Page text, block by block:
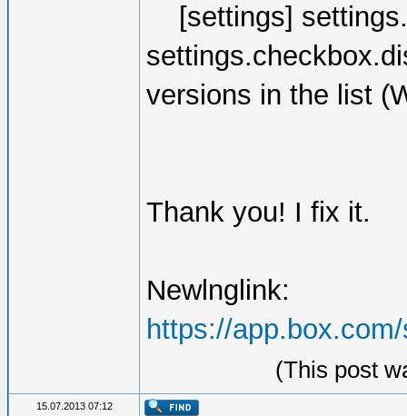
[settings]
versions in the list
Thank you! I fix it.
Newlnglink:
https://
(This post
15.07.2013 07:12